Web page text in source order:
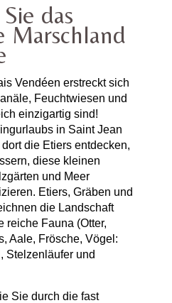
das
Marschland
Vendéen erstreckt sich
Feuchtwiesen und
einzigartig sind!
in Saint Jean
die Etiers entdecken,
diese kleinen
und Meer
Etiers, Gräben und
die Landschaft
reiche Fauna (Otter,
Aale, Frösche, Vögel:
Stelzenläufer und
Sie durch die fast